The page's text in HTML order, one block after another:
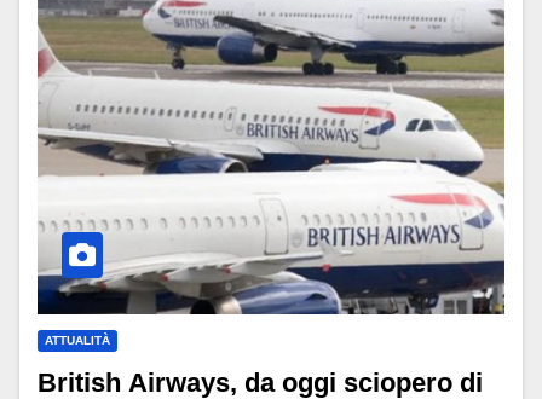
ATTUALITÀ
British Airways, da oggi sciopero di